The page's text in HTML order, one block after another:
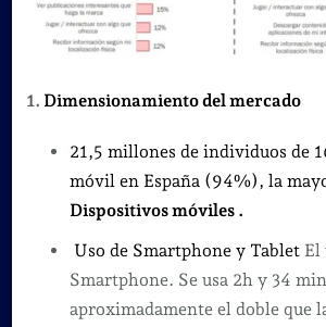
1. Dimensionamiento del mercado
21,5 millones de individuos de
móvil en España (94%), la
Dispositivos móviles .
Uso de Smartphone y Tablet El
Smartphone. Se usa 2h y 34
aproximadamente el doble que